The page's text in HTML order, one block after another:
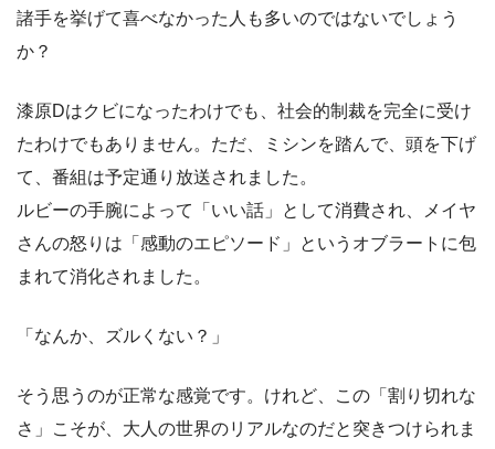
諸手を挙げて喜べなかった人も多いのではないでしょう
か？
漆原Dはクビになったわけでも、社会的制裁を完全に受け
たわけでもありません。ただ、ミシンを踏んで、頭を下げ
て、番組は予定通り放送されました。
ルビーの手腕によって「いい話」として消費され、メイヤ
さんの怒りは「感動のエピソード」というオブラートに包
まれて消化されました。
「なんか、ズルくない？」
そう思うのが正常な感覚です。けれど、この「割り切れな
さ」こそが、大人の世界のリアルなのだと突きつけられま